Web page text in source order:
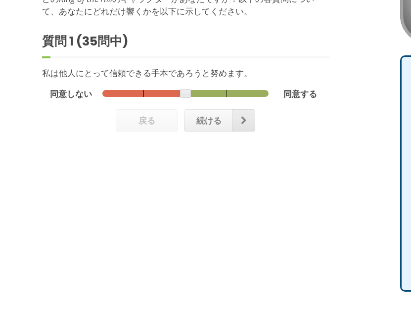
て、あなたにどれだけ響くかを以下に示してください。
質問1 (35問中)
私は他人にとって信頼できる手本であろうと努めます。
同意しない
同意する
戻る 続ける